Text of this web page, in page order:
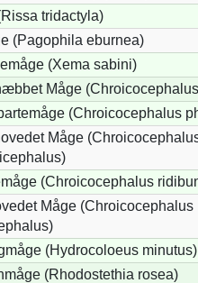
tridactyla)
(Pagophila eburnea)
(Xema sabini)
Måge
(Chroicocephalus
Måge
(Chroicocephalus
Måge (Chroicocephalus
(Hydrocoloeus minutus)
(Rhodostethia rosea)